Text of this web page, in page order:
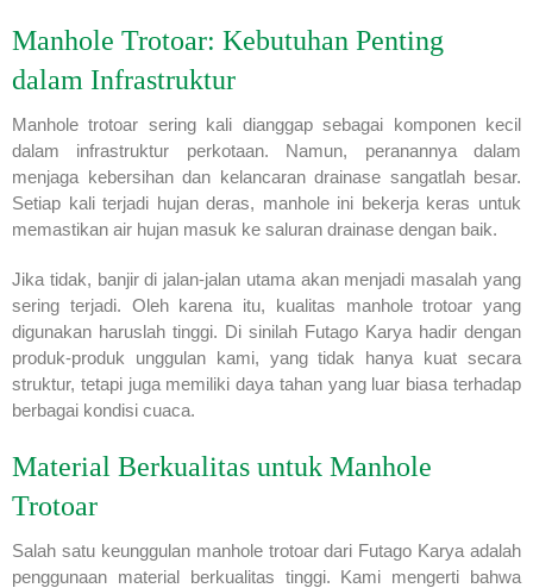
Manhole Trotoar: Kebutuhan Penting
dalam Infrastruktur
Manhole trotoar sering kali dianggap sebagai komponen kecil
dalam infrastruktur perkotaan. Namun, peranannya dalam
menjaga kebersihan dan kelancaran drainase sangatlah besar.
Setiap kali terjadi hujan deras, manhole ini bekerja keras untuk
memastikan air hujan masuk ke saluran drainase dengan baik.
Jika tidak, banjir di jalan-jalan utama akan menjadi masalah yang
sering terjadi. Oleh karena itu, kualitas manhole trotoar yang
digunakan haruslah tinggi. Di sinilah Futago Karya hadir dengan
produk-produk unggulan kami, yang tidak hanya kuat secara
struktur, tetapi juga memiliki daya tahan yang luar biasa terhadap
berbagai kondisi cuaca.
Material Berkualitas untuk Manhole
Trotoar
Salah satu keunggulan manhole trotoar dari Futago Karya adalah
penggunaan material berkualitas tinggi. Kami mengerti bahwa